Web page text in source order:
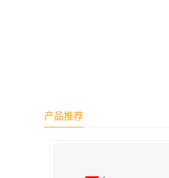
产品推荐